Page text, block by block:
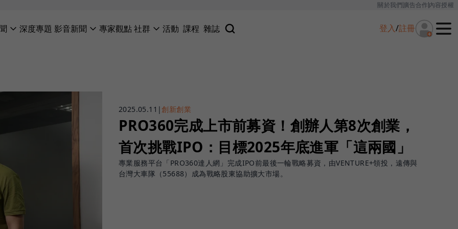
關於我們廣告合作內容授權
深度專題 影音新聞 專家觀點社群 活動 課程 雜誌 登入/註冊
2025.05.11 |創新創業
PRO360完成上市前募資！創辦人第8次創業，
首次挑戰IPO：目標2025年底進軍「這兩國」
專業服務平台「PRO360達人網」完成IPO前最後一輪戰略募資，由VENTURE+領投，遠傳與
台灣大車隊（55688）成為戰略股東協助擴大市場。